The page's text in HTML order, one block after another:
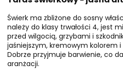
Świerk ma zbliżone do sosny
należy do klasy trwałości 4, jest
przed wilgocią, grzybami i
jaśniejszym, kremowym kolorem
Dobrze przyjmuje barwienie, co
aranżacji.